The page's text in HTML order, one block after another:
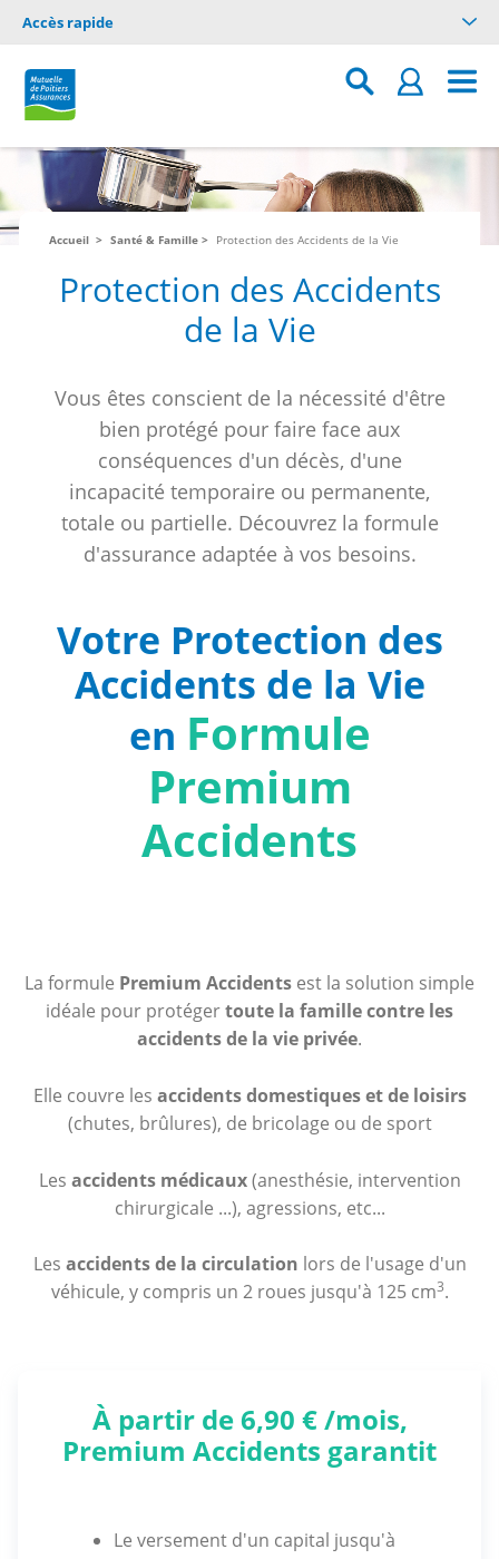
Accès rapide
Accueil Santé & Famille Protection des Accidents de la Vie
Protection des Accidents
de la Vie
Vous êtes conscient de la nécessité d'être
bien protégé pour faire face aux
conséquences d'un décès, d'une
incapacité temporaire ou permanente,
totale ou partielle. Découvrez la formule
d'assurance adaptée à vos besoins.
Votre Protection des
Accidents de la Vie
en Formule
Premium
Accidents
La formule Premium Accidents est la solution simple
idéale pour protégertoute la famille contre les
accidents de la vie privée.
Elle couvre les accidents domestiques et de loisirs
(chutes, brûlures), de bricolage ou de sport
Les accidents médicaux(anesthésie, intervention
chirurgicale ...), agressions, etc...
Les accidents de la circulation lors de l'usage d'un
véhicule, y compris un 2 roues jusqu'à 125 cm3.
À partir de 6,90 € /mois,
Premium Accidents garantit
Le versement d'un capital jusqu'à